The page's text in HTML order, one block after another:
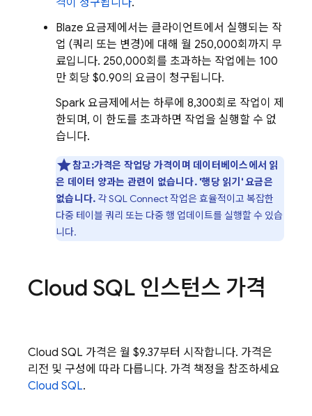
격이 청구됩니다.
Blaze 요금제에서는 클라이언트에서 실행되는 작
업 (쿼리 또는 변경)에 대해 월 250,000회까지 무
료입니다. 250,000회를 초과하는 작업에는 100
만 회당 $0.90의 요금이 청구됩니다.
Spark 요금제에서는 하루에 8,300회로 작업이 제
한되며, 이 한도를 초과하면 작업을 실행할 수 없
습니다.
참고:가격은 작업당 가격이며 데이터베이스에서 읽
은 데이터 양과는 관련이 없습니다. '행당 읽기' 요금은
없습니다. 각SQL Connect작업은 효율적이고 복잡한
다중 테이블 쿼리 또는 다중 행 업데이트를 실행할 수 있습
니다.
Cloud SQL 인스턴스 가격
Cloud SQL 가격은 월 $9.37부터 시작합니다. 가격은
리전 및 구성에 따라 다릅니다. 가격 책정을 참조하세요
Cloud SQL.